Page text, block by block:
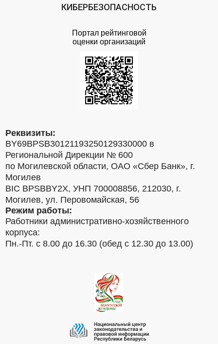
КИБЕРБЕЗОПАСНОСТЬ
Портал рейтинговой
оценки организаций
Реквизиты:
BY69BPSB30121193250129330000 в
Региональной Дирекции № 600
по Могилевской области, ОАО «Сбер Банк», г.
Могилев
BIC BPSBBY2X, УНП 700008856, 212030, г.
Могилев, ул. Перовомайская, 56
Режим работы:
Работники административно-хозяйственного
корпуса:
Пн.-Пт. с 8.00 до 16.30 (обед с 12.30 до 13.00)